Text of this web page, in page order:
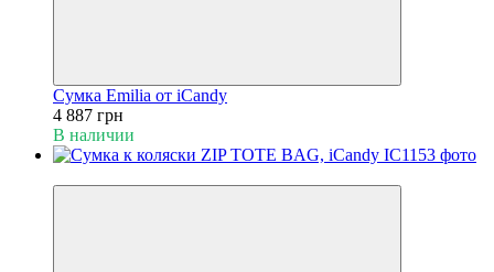
Сумка Emilia от iCandy
4 887 грн
В наличии